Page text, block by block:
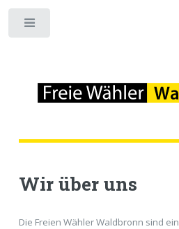
Wir über uns
Die Freien Wähler Waldbronn sind ein